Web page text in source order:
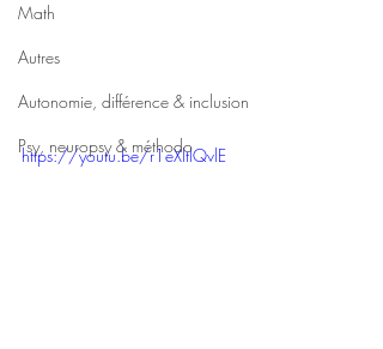
Math
Autres
Autonomie, différence & inclusion
Psy, neuropsy & méthodo
https://youtu.be/r1eXltlQvlE